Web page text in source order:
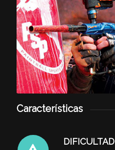
Características
DIFICULTAD